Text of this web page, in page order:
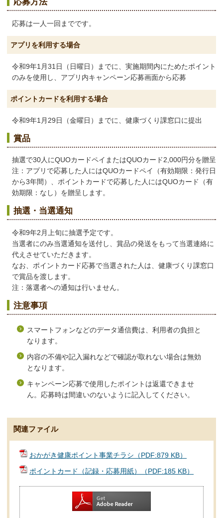
応募は一人一回までです。
アプリを利用する場合
令和9年1月31日（日曜日）までに、実施期間内にためたポイント
のみを使用し、アプリ内キャンペーン応募画面から応募
ポイントカードを利用する場合
令和9年1月29日（金曜日）までに、健康づくり課窓口に提出
賞品
抽選で30人にQUOカードペイまたはQUOカード2,000円分を贈呈
注：アプリで応募した人にはQUOカードペイ（有効期限：発行日
から3年間）、ポイントカードで応募した人にはQUOカード（有
効期限：なし）を贈呈します。
抽選・当選通知
令和9年2月上旬に抽選予定です。
当選者にのみ当選通知を送付し、賞品の発送をもって当選連絡に
代えさせていただきます。
なお、ポイントカード応募で当選された人は、健康づくり課窓口
で賞品を渡します。
注：落選者への通知は行いません。
注意事項
スマートフォンなどのデータ通信費は、利用者の負担と
なります。
内容の不備や記入漏れなどで確認が取れない場合は無効
となります。
キャンペーン応募で使用したポイントは返還できませ
ん。応募時は間違いのないように記入してください。
関連ファイル
おかがき健康ポイント事業チラシ（PDF:879 KB）
ポイントカード（記録・応募用紙）（PDF:185 KB）